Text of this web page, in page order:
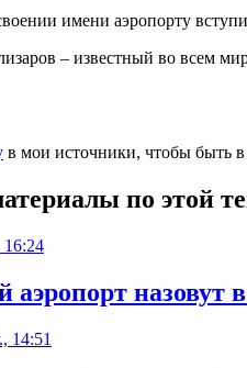
имени аэропорту
– известный во всем
в мои источники, чтобы быть в
по этой
16:24
аэропорт назовут
14:51